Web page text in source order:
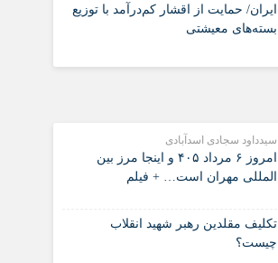
ایران/ حمایت از اقشار کم‌درآمد با توزیع
بسته‌های معیشتی
سیدداود سجادی اسدآبادی
امروز ۶ مرداد ۴۰۵ و اینجا مرز بین
المللی مهران است… + فیلم
تکلیف مقلدین رهبر شهید انقلاب
چیست؟